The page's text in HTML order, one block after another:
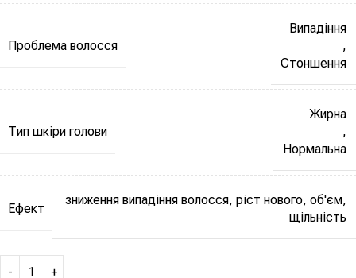
Проблема волосся
Випадіння
,
Стоншення
Тип шкіри голови
Жирна
,
Нормальна
Ефект
зниження випадіння волосся, ріст нового, об'єм,
щільність